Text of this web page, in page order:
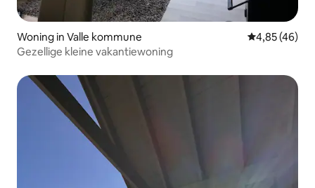
Woning in Valle kommune Gemiddelde
4,85 (46)
Gezellige kleine vakantiewoning